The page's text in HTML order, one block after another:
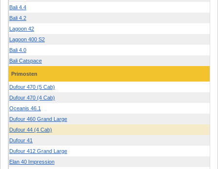
Bali 4.4
Bali 4.2
Lagoon 42
Lagoon 400 S2
Bali 4.0
Bali Catspace
Primosten
Dufour 470 (5 Cab)
Dufour 470 (4 Cab)
Oceanis 46.1
Dufour 460 Grand Large
Dufour 44 (4 Cab)
Dufour 41
Dufour 412 Grand Large
Elan 40 Impression